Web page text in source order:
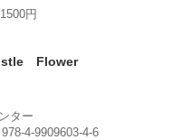
円
Flower
ター
4-9909603-4-6